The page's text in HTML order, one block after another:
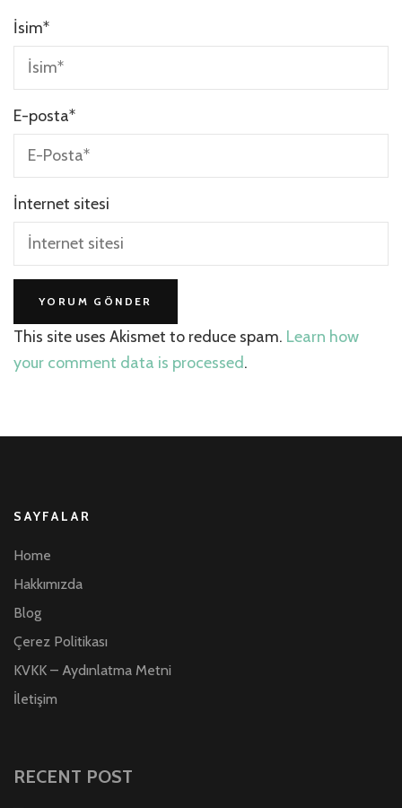
İsim*
E-posta*
İnternet sitesi
This site uses Akismet to reduce spam. Learn how
your comment data is processed.
SAYFALAR
Home
Hakkımızda
Blog
Çerez Politikası
KVKK – Aydınlatma Metni
İletişim
RECENT POST